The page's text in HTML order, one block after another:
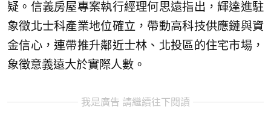
疑。信義房屋專案執行經理何思遠指出，輝達進駐
象徵北士科產業地位確立，帶動高科技供應鏈與資
金信心，連帶推升鄰近士林、北投區的住宅市場，
象徵意義遠大於實際人數。
我是廣告 請繼續往下閱讀